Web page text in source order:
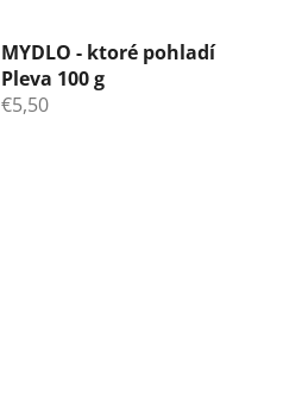
MYDLO - ktoré pohladí
Pleva 100 g
€5,50